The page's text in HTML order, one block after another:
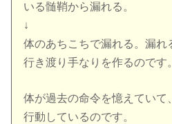
いる髄鞘から漏れる。
↓
体のあちこちで漏れる。漏れ
行き渡り手なりを作るのです。
体が過去の命令を憶えていて
行動しているのです。